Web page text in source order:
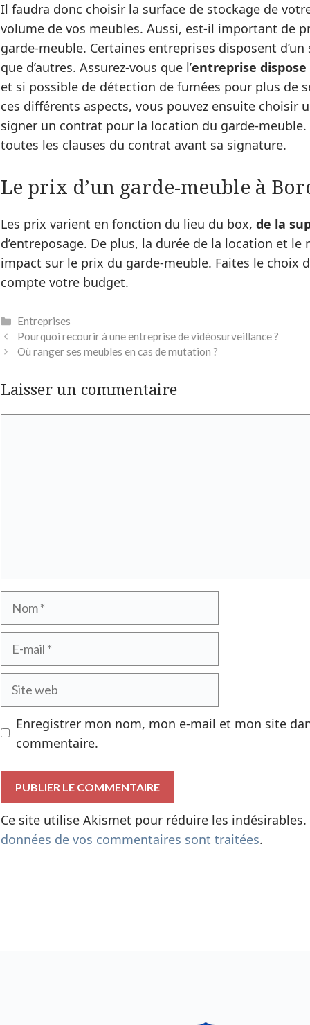
Il faudra donc choisir la surface de stockage de
volume de vos meubles. Aussi, est-il important de
garde-meuble. Certaines entreprises disposent
que d’autres. Assurez-vous que l’entreprise
et si possible de détection de fumées pour plus de
ces différents aspects, vous pouvez ensuite choisir
signer un contrat pour la location du garde-
toutes les clauses du contrat avant sa signature.
Le prix d’un garde-meuble à
Les prix varient en fonction du lieu du box, de la
d’entreposage. De plus, la durée de la location et le
impact sur le prix du garde-meuble. Faites le choix
compte votre budget.
Catégories
Entreprises
Pourquoi recourir à une entreprise de vidéosurveillance ?
Où ranger ses meubles en cas de mutation ?
Laisser un commentaire
Nom
Site
Enregistrer mon nom, mon e-mail et mon site
commentaire.
Ce site utilise Akismet pour réduire les indésirables.
données de vos commentaires sont traitées.